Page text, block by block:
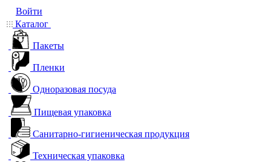
Войти
Каталог
Пакеты
Пленки
Одноразовая посуда
Пищевая упаковка
Санитарно-гигиеническая продукция
Техническая упаковка